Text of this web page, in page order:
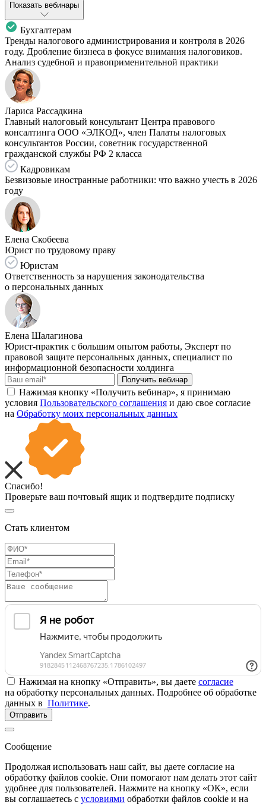
Показать вебинары
Бухгалтерам
Тренды налогового администрирования и контроля в 2026
году. Дробление бизнеса в фокусе внимания налоговиков.
Анализ судебной и правоприменительной практики
Лариса Рассадкина
Главный налоговый консультант Центра правового
консалтинга ООО «ЭЛКОД», член Палаты налоговых
консультантов России, советник государственной
гражданской службы РФ 2 класса
Кадровикам
Безвизовые иностранные работники: что важно учесть в 2026
году
Елена Скобеева
Юрист по трудовому праву
Юристам
Ответственность за нарушения законодательства
о персональных данных
Елена Шалагинова
Юрист-практик с большим опытом работы, Эксперт по
правовой защите персональных данных, специалист по
информационной безопасности холдинга
Получить вебинар
Нажимая кнопку «Получить вебинар», я принимаю
условия Пользовательского соглашения и даю свое согласие
на Обработку моих персональных данных
Спасибо!
Проверьте ваш почтовый ящик и подтвердите подписку
Стать клиентом
Нажимая на кнопку «Отправить», вы даете согласие
на обработку персональных данных. Подробнее об обработке
данных в Политике.
Отправить
Сообщение
Продолжая использовать наш сайт, вы даете согласие на
обработку файлов cookie. Они помогают нам делать этот сайт
удобнее для пользователей. Нажмите на кнопку «ОК», если
вы соглашаетесь с условиями обработки файлов cookie и на